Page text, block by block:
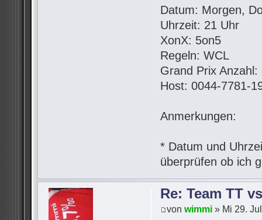
Datum: Morgen,
Uhrzeit: 21 Uhr
XonX: 5on5
Regeln: WCL
Grand Prix Anzahl:
Host: 0044-7781-
Anmerkungen:
* Datum und
überprüfen ob ich
Re: Team TT
vonwimmi » Mi 29.